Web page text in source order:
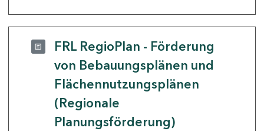
FRL RegioPlan - Förderung
von Bebauungsplänen und
Flächennutzungsplänen
(Regionale
Planungsförderung)